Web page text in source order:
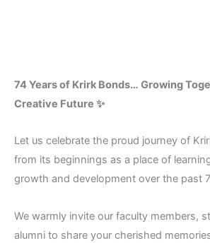
74 Years of Krirk Bonds… Growing
Creative Future ✨
Let us celebrate the proud journey of
from its beginnings as a place of
growth and development over the past
We warmly invite our faculty members,
alumni to share your cherished